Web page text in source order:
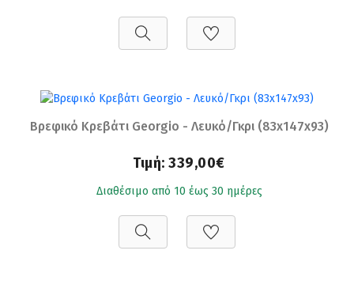
Βρεφικό Κρεβάτι Georgio - Λευκό/Γκρι (83x147x93)
Τιμή:339,00€
Διαθέσιμο από 10 έως 30 ημέρες